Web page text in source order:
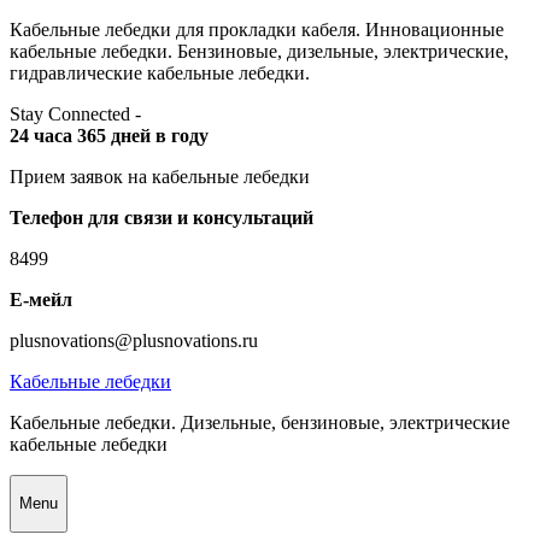
Skip
to
content
Кабельные лебедки для прокладки кабеля. Инновационные
кабельные лебедки. Бензиновые, дизельные, электрические,
гидравлические кабельные лебедки.
Stay Connected -
24 часа 365 дней в году
Прием заявок на кабельные лебедки
Телефон для связи и консультаций
8499
Е-мейл
plusnovations@plusnovations.ru
Кабельные лебедки
Кабельные лебедки. Дизельные, бензиновые, электрические
кабельные лебедки
Menu